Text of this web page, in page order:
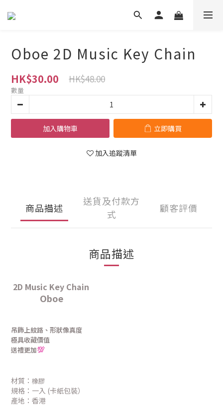
Oboe 2D Music Key Chain
HK$30.00 HK$48.00
數量
加入購物車 立即購買
加入追蹤清單
商品描述
送貨及付款方
式
顧客評價
商品描述
2D Music Key Chain
Oboe
吊飾上紋路、形狀像真度
極具收藏價值
送禮更加💯
材質： 橡膠
規格：一入 (卡紙包裝）
產地：香港